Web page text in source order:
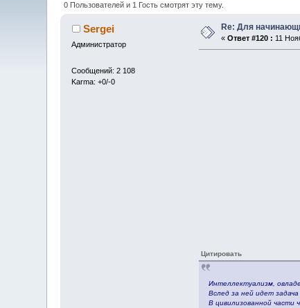
0 Пользователей и 1 Гость смотрят эту тему.
Sergei
Администратор
Сообщений: 2 108
Karma: +0/-0
Re: Для
«Ответ #120 : 11
Цитировать
Интеллектуализм,
Вслед за ней идет
В цивилизованной части